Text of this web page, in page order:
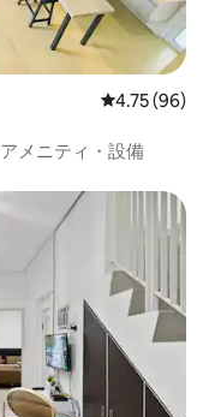
レビュー96
4.75 (96)
アメニティ・設備